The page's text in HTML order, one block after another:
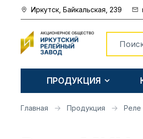
Иркутск, Байкальская, 239
ПРОДУКЦИЯ
Главная Продукция Реле